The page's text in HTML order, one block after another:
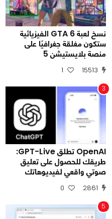
نسخ لعبة GTA 6 الفيزيائية
ستكون مغلقة جغرافيًا على
منصة بلايستيشن 5
15513
1
3
OpenAI تطلق GPT-Live:
طريقك للحصول على تعليق
صوتي واقعي لفيديوهاتك
2861
0
5